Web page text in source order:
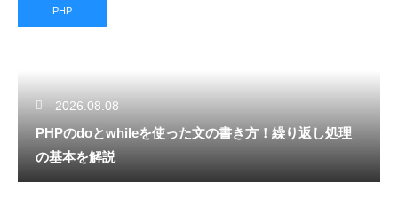
PHP
2026.08.08
PHPのdoとwhileを使った文の書き方！繰り返し処理
の基本を解説